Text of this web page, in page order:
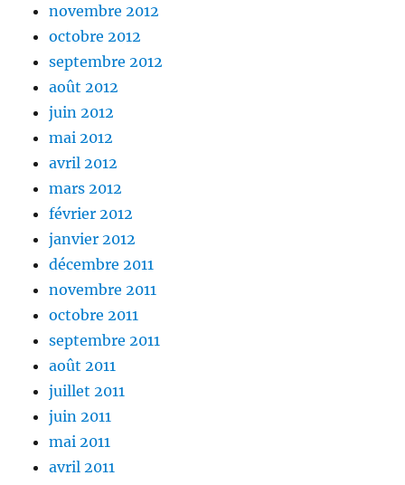
novembre 2012
octobre 2012
septembre 2012
août 2012
juin 2012
mai 2012
avril 2012
mars 2012
février 2012
janvier 2012
décembre 2011
novembre 2011
octobre 2011
septembre 2011
août 2011
juillet 2011
juin 2011
mai 2011
avril 2011